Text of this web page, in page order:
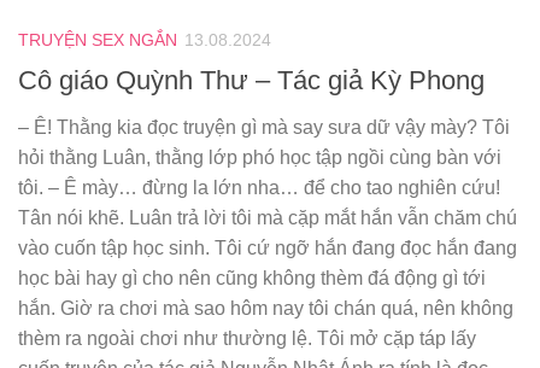
TRUYỆN SEX NGẮN 13.08.2024
Cô giáo Quỳnh Thư – Tác giả Kỳ Phong
– Ê! Thằng kia đọc truyện gì mà say sưa dữ vậy mày? Tôi
hỏi thằng Luân, thằng lớp phó học tập ngồi cùng bàn với
tôi. – Ê mày… đừng la lớn nha… để cho tao nghiên cứu!
Tân nói khẽ. Luân trả lời tôi mà cặp mắt hắn vẫn chăm chú
vào cuốn tập học sinh. Tôi cứ ngỡ hắn đang đọc hắn đang
học bài hay gì cho nên cũng không thèm đá động gì tới
hắn. Giờ ra chơi mà sao hôm nay tôi chán quá, nên không
thèm ra ngoài chơi như thường lệ. Tôi mở cặp táp lấy